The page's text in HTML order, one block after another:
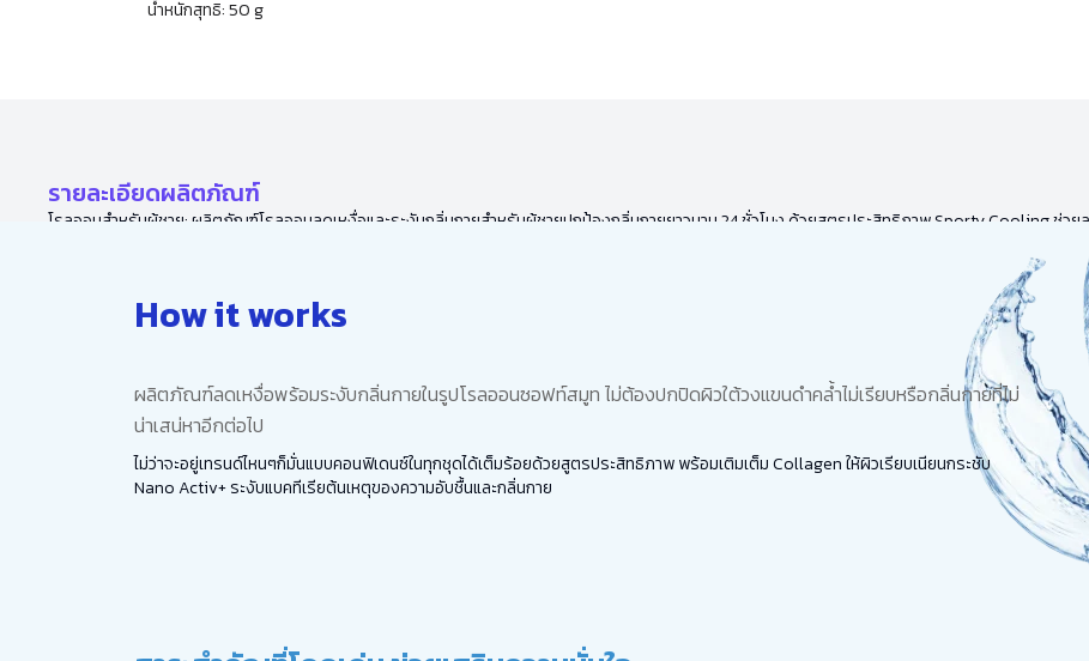
น้ำหนักสุทธิ: 50 g
รายละเอียดผลิตภัณฑ์
โรลออนสำหรับผู้ชาย: ผลิตภัณฑ์โรลออนลดเหงื่อและระงับกลิ่นกายสำหรับผู้ชายปกป้องกลิ่นกายยาวนาน 24 ชั่วโมง ด้วยสูตรประสิทธิภาพ Sporty Cooling ช่วย
How it works
ผลิตภัณฑ์ลดเหงื่อพร้อมระงับกลิ่นกายในรูปโรลออนซอฟท์สมูท ไม่ต้องปกปิดผิวใต้วงแขนดำคล้ำไม่เรียบหรือกลิ่นกายที่ไม่
น่าเสน่หาอีกต่อไป
ไม่ว่าจะอยู่เทรนด์ไหนๆก็มั่นแบบคอนฟิเดนซ์ในทุกชุดได้เต็มร้อยด้วยสูตรประสิทธิภาพ พร้อมเติมเต็ม Collagen ให้ผิวเรียบเนียนกระชับ
Nano Activ+ ระงับแบคทีเรียต้นเหตุของความอับชื้นและกลิ่นกาย